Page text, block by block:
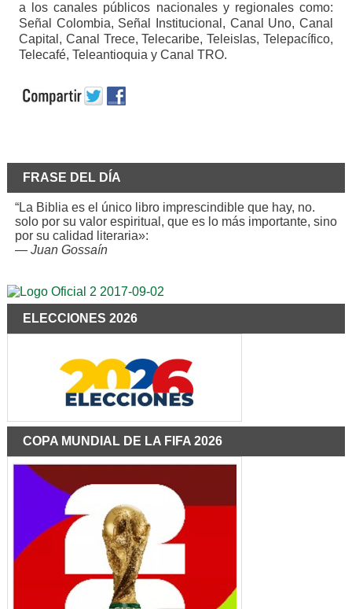
a los canales públicos nacionales y regionales como:
Señal Colombia, Señal Institucional, Canal Uno, Canal
Capital, Canal Trece, Telecaribe, Teleislas, Telepacífico,
Telecafé, Teleantioquia y Canal TRO.
FRASE DEL DÍA
“La Biblia es el único libro imprescindible que hay, no.
solo por su valor espiritual, que es lo más importante, sino
por su calidad literaria»:
— Juan Gossaín
ELECCIONES 2026
COPA MUNDIAL DE LA FIFA 2026